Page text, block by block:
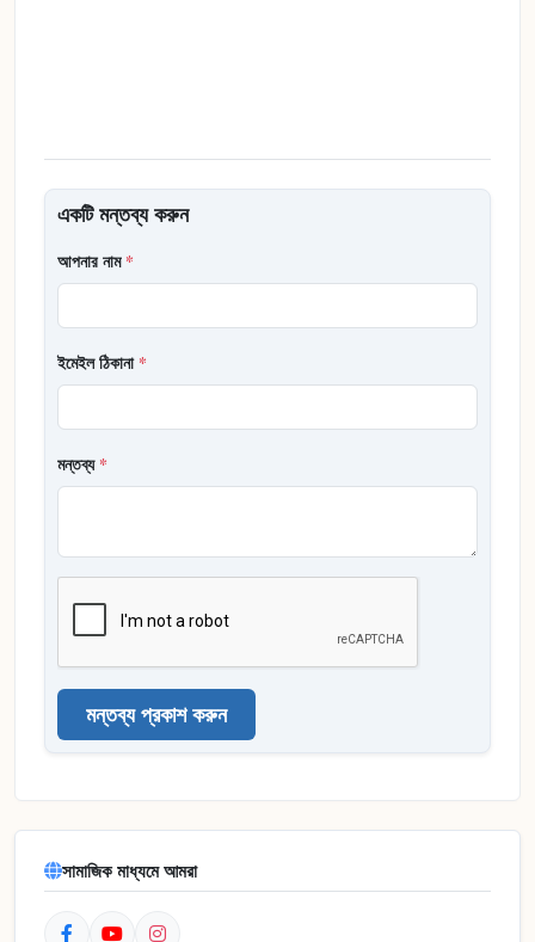
একটি মন্তব্য করুন
আপনার নাম*
ইমেইল ঠিকানা*
মন্তব্য*
মন্তব্য প্রকাশ করুন
সামাজিক মাধ্যমে আমরা